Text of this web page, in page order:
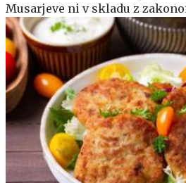
Musarjeve ni v skladu z